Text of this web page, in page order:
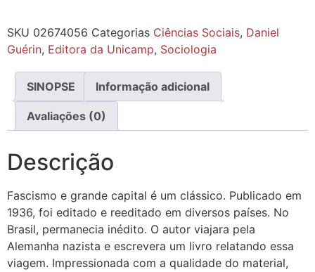
SKU 02674056 Categorias Ciências Sociais, Daniel
Guérin, Editora da Unicamp, Sociologia
SINOPSE Informação adicional
Avaliações (0)
Descrição
Fascismo e grande capital é um clássico. Publicado em
1936, foi editado e reeditado em diversos países. No
Brasil, permanecia inédito. O autor viajara pela
Alemanha nazista e escrevera um livro relatando essa
viagem. Impressionada com a qualidade do material,